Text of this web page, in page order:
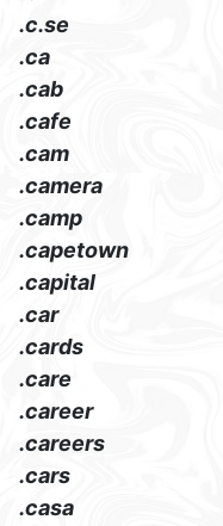
.c.se
.ca
.cab
.cafe
.cam
.camera
.camp
.capetown
.capital
.car
.cards
.care
.career
.careers
.cars
.casa